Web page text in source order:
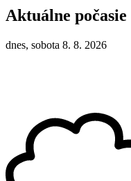
Aktuálne počasie
dnes, sobota 8. 8. 2026